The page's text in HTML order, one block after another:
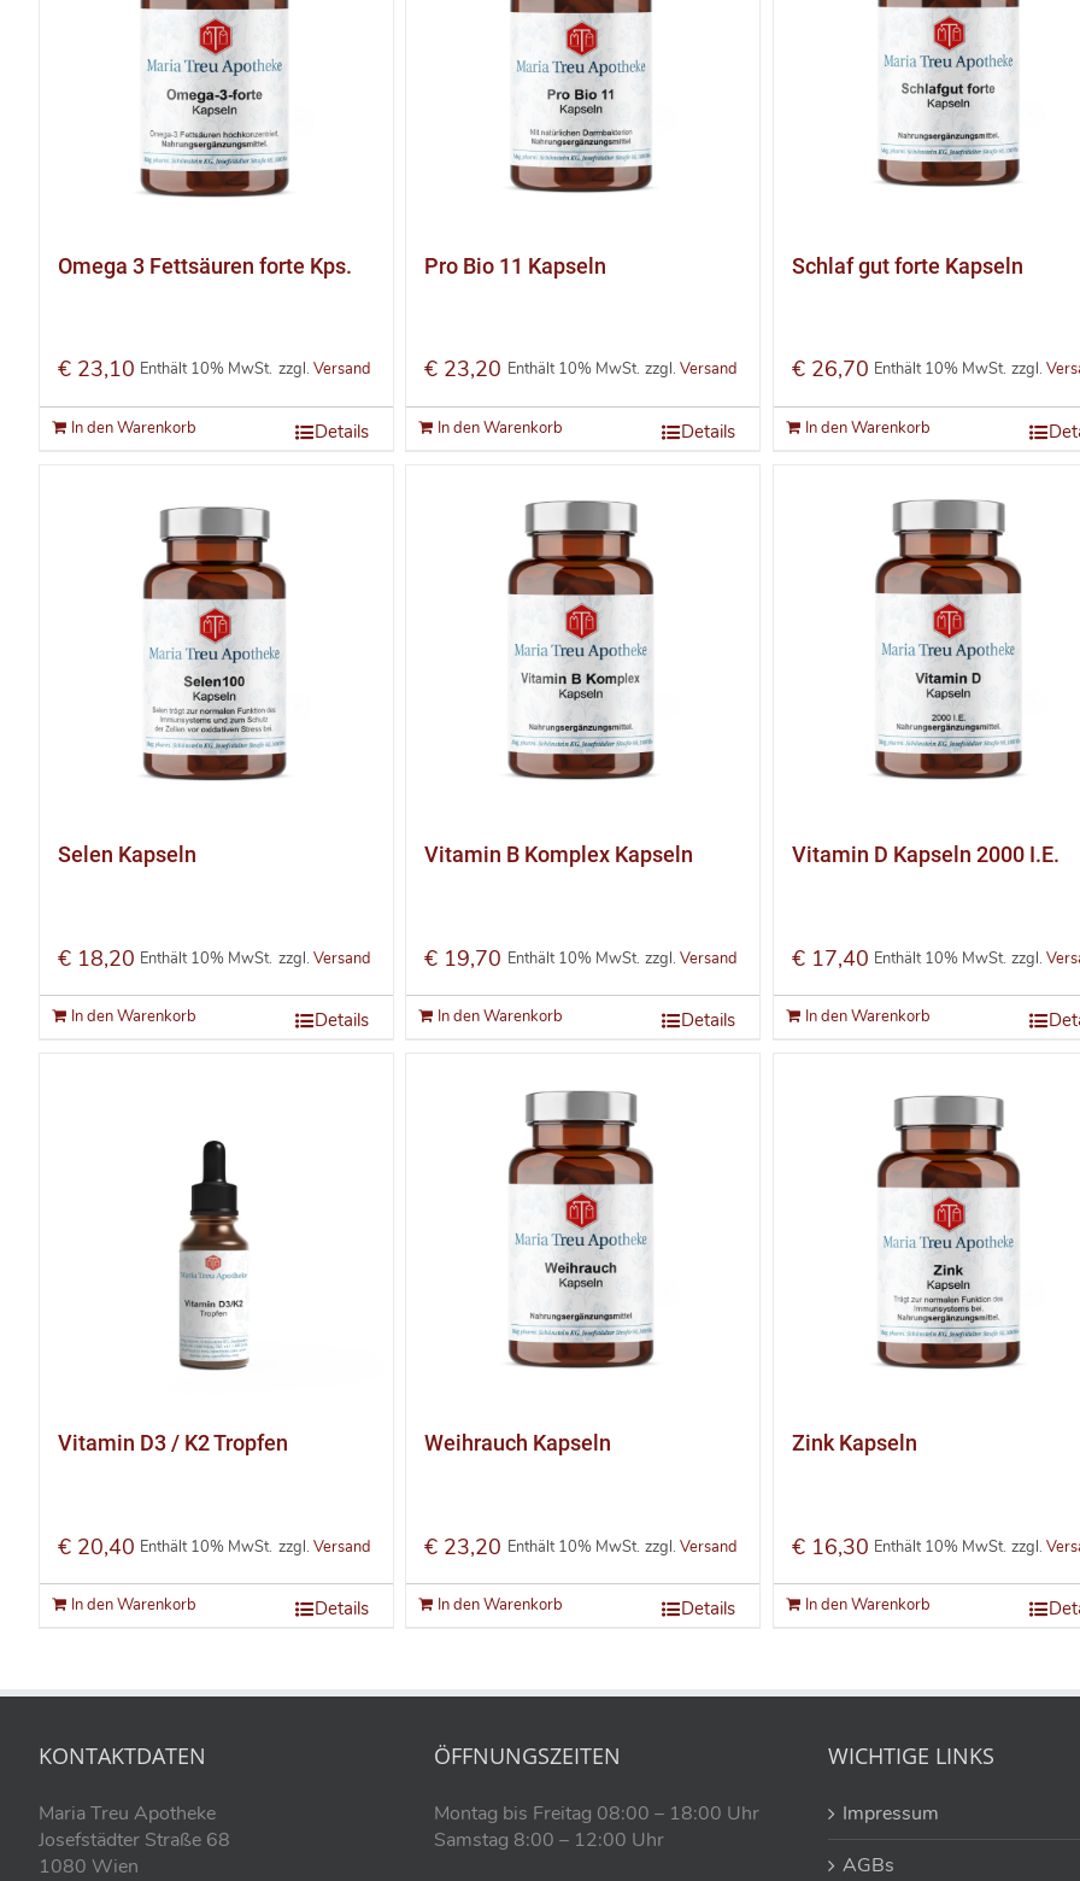
Omega 3 Fettsäuren forte Kps.
€ 23,10 Enthält 10% MwSt. zzgl. Versand
In den Warenkorb Details
Pro Bio 11 Kapseln
€ 23,20 Enthält 10% MwSt. zzgl.Versand
In den Warenkorb Details
Schlaf gut forte Kapseln
€26,70 Enthält 10% MwSt. zzgl.
In den Warenkorb
Selen Kapseln
€ 18,20 Enthält 10% MwSt. zzgl. Versand
In den Warenkorb Details
Vitamin B Komplex Kapseln
€ 19,70 Enthält 10% MwSt. zzgl.Versand
In den Warenkorb Details
Vitamin D Kapseln 2000 I.E.
€17,40 Enthält 10% MwSt. zzgl.
In den Warenkorb
Vitamin D3 / K2 Tropfen
€ 20,40 Enthält 10% MwSt. zzgl. Versand
In den Warenkorb Details
Weihrauch Kapseln
€ 23,20 Enthält 10% MwSt. zzgl.Versand
In den Warenkorb Details
Zink Kapseln
€16,30 Enthält 10% MwSt. zzgl.
In den Warenkorb
KONTAKTDATEN
Maria Treu Apotheke
Josefstädter Straße 68
1080 Wien
ÖFFNUNGSZEITEN
Montag bis Freitag 08:00 – 18:00 Uhr
Samstag 8:00 – 12:00 Uhr
WICHTIGE LINKS
Impressum
AGBs